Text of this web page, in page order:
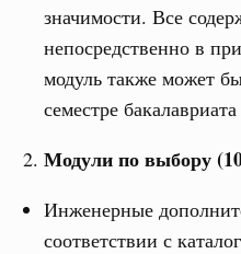
значимости. Все
непосредственно в
модуль также может
семестре
Модули по выбору
Инженерные
соответствии с